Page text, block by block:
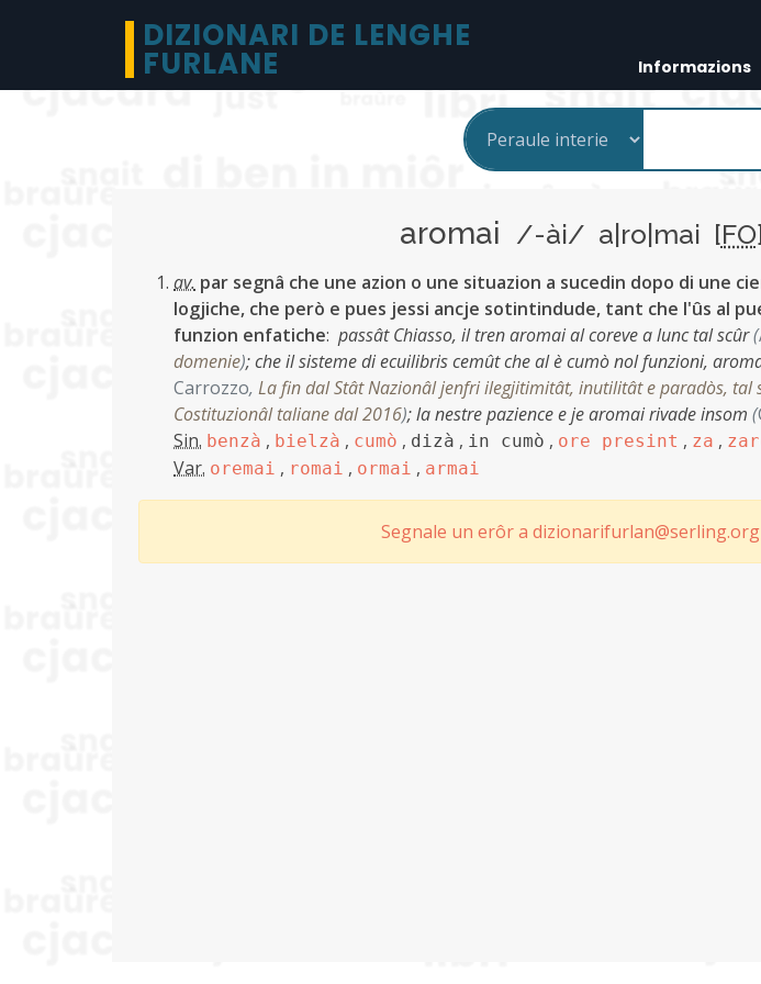
DIZIONARI DE LENGHE
FURLANE Informazions
aromai /-ài/ a|ro|mai [FO
av. par segnâ che une azion o une situazion a sucedin dopo di une
logjiche, che però e pues jessi ancje sotintindude, tant che l'ûs al
funzion enfatiche: passât Chiasso, il tren aromai al coreve a lunc tal scûr(
domenie);che il sisteme di ecuilibris cemût che al è cumò nol funzioni,
Carrozzo, La fin dal Stât Nazionâl jenfri ilegjitimitât, inutilitât e paradòs, tal
Costituzionâl taliane dal 2016);la nestre pazience e je aromai rivade insom (
Sin. benzà , bielzà , cumò , dizà , in cumò , ore presint , za ,
Var. oremai , romai , ormai , armai
Segnale un erôr a dizionarifurlan@serling.org